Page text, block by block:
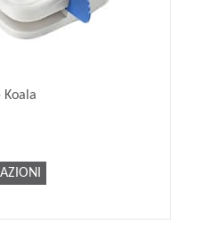
Koala